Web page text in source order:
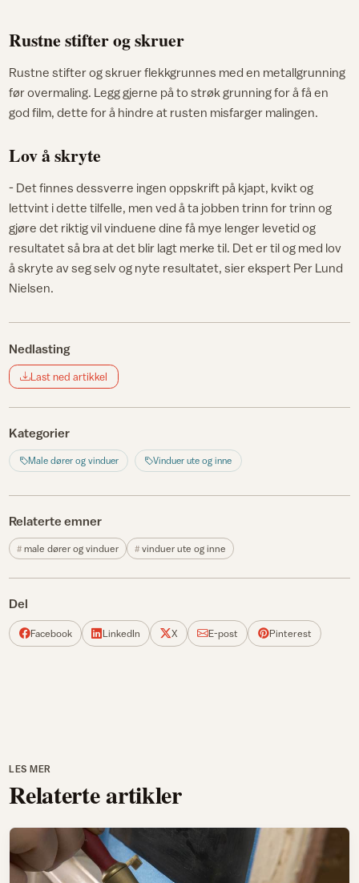
Rustne stifter og skruer
Rustne stifter og skruer flekkgrunnes med en metallgrunning
før overmaling. Legg gjerne på to strøk grunning for å få en
god film, dette for å hindre at rusten misfarger malingen.
Lov å skryte
- Det finnes dessverre ingen oppskrift på kjapt, kvikt og
lettvint i dette tilfelle, men ved å ta jobben trinn for trinn og
gjøre det riktig vil vinduene dine få mye lenger levetid og
resultatet så bra at det blir lagt merke til. Det er til og med lov
å skryte av seg selv og nyte resultatet, sier ekspert Per Lund
Nielsen.
Nedlasting
Last ned artikkel
Kategorier
Male dører og vinduer Vinduer ute og inne
Relaterte emner
male dører og vinduer vinduer ute og inne
Del
Facebook LinkedIn X E-post Pinterest
LES MER
Relaterte artikler